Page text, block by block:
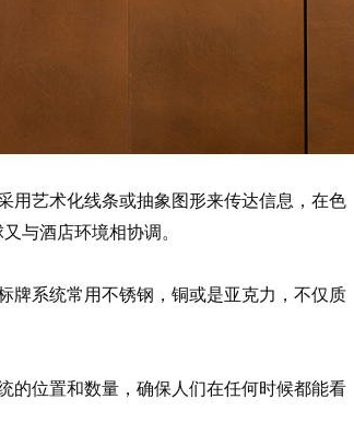
用艺术化线条或抽象图形来传达信息，在色
与酒店环境相协调。
牌系统常用不锈钢，铜或是亚克力，不仅质
的位置和数量，确保人们在任何时候都能看